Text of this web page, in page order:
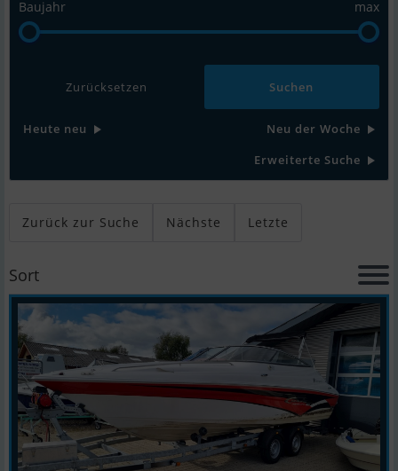
Baujahr max
Zurücksetzen
Heute neu
Neu der Woche
Erweiterte Suche
Zurück zur Suche Nächste Letzte
Sort